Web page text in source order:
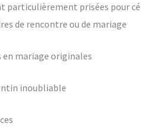
particulièrement prisées pour
de rencontre ou de mariage
en mariage originales
inoubliable